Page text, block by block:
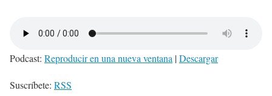
Podcast: Reproducir en una nueva ventana |Descargar
Suscríbete: RSS